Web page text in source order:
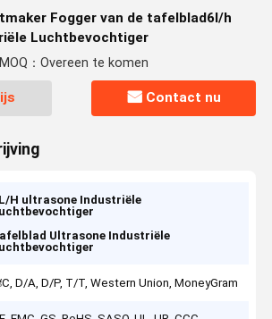
Fogger van de tafelblad6l/h
Luchtbevochtiger
MOQ：Overeen te komen
Contact nu
H ultrasone Industriële
Ultrasone Industriële
D/A, D/P, T/T, Western Union, MoneyGram